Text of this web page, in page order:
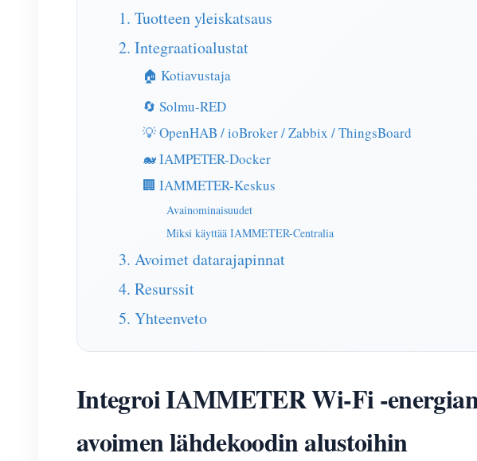
1. Tuotteen yleiskatsaus
2. Integraatioalustat
🏠 Kotiavustaja
🔄 Solmu-RED
💡 OpenHAB / ioBroker / Zabbix / ThingsBoard
🐋 IAMPETER-Docker
🏢 IAMMETER-Keskus
Avainominaisuudet
Miksi käyttää IAMMETER-Centralia
3. Avoimet datarajapinnat
4. Resurssit
5. Yhteenveto
Integroi IAMMETER Wi-Fi -
avoimen lähdekoodin alustoihin